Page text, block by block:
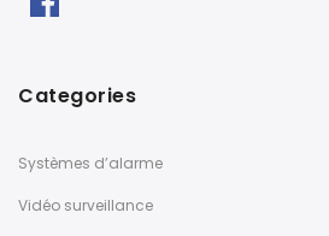
Categories
Systèmes d’alarme
Vidéo surveillance